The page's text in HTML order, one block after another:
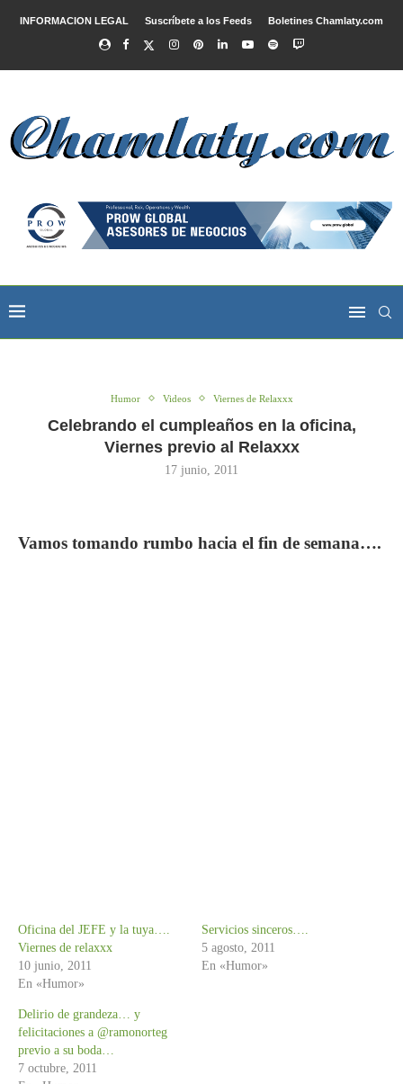
INFORMACION LEGAL Suscríbete a los Feeds Boletines Chamlaty.com
Humor Videos Viernes de Relaxxx
Celebrando el cumpleaños en la oficina,
Viernes previo al Relaxxx
17 junio, 2011
Vamos tomando rumbo hacia el fin de semana….
Oficina del JEFE y la tuya….
Viernes de relaxxx
10 junio, 2011
En «Humor»
Servicios sinceros….
5 agosto, 2011
En «Humor»
Delirio de grandeza… y
felicitaciones a @ramonorteg
previo a su boda…
7 octubre, 2011